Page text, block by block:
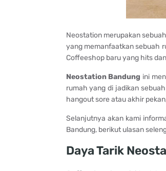
Neostation merupakan
yang memanfaatkan sebuah
Coffeeshop baru yang hits
Neostation Bandung ini
rumah yang di jadikan
hangout sore atau akhir
Selanjutnya akan kami
Bandung, berikut ulasan
Daya Tarik